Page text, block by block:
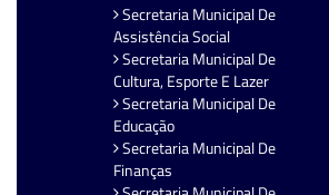
Secretaria Municipal De
Assistência Social
Secretaria Municipal De
Cultura, Esporte E Lazer
Secretaria Municipal De
Educação
Secretaria Municipal De
Finanças